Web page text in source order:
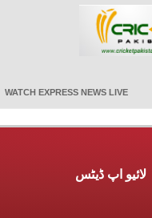
WATCH EXPRESS NEWS LIVE
لائیو اپ ڈیٹس